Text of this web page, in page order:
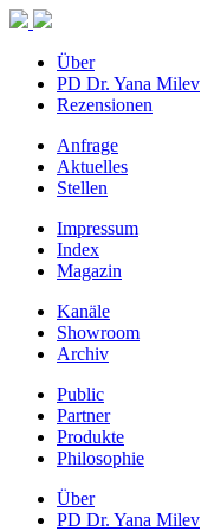
Über
PD Dr. Yana Milev
Rezensionen
Anfrage
Aktuelles
Stellen
Impressum
Index
Magazin
Kanäle
Showroom
Archiv
Public
Partner
Produkte
Philosophie
Über
PD Dr. Yana Milev